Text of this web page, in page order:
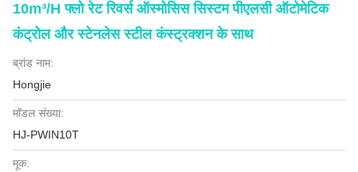
10m³/h फ्लो रेट रिवर्स ऑस्मोसिस सिस्टम पीएलसी ऑटोमेटिक
कंट्रोल और स्टेनलेस स्टील कंस्ट्रक्शन के साथ
ब्रांड नाम:
Hongjie
मॉडल संख्या:
HJ-PWIN10T
मूक: